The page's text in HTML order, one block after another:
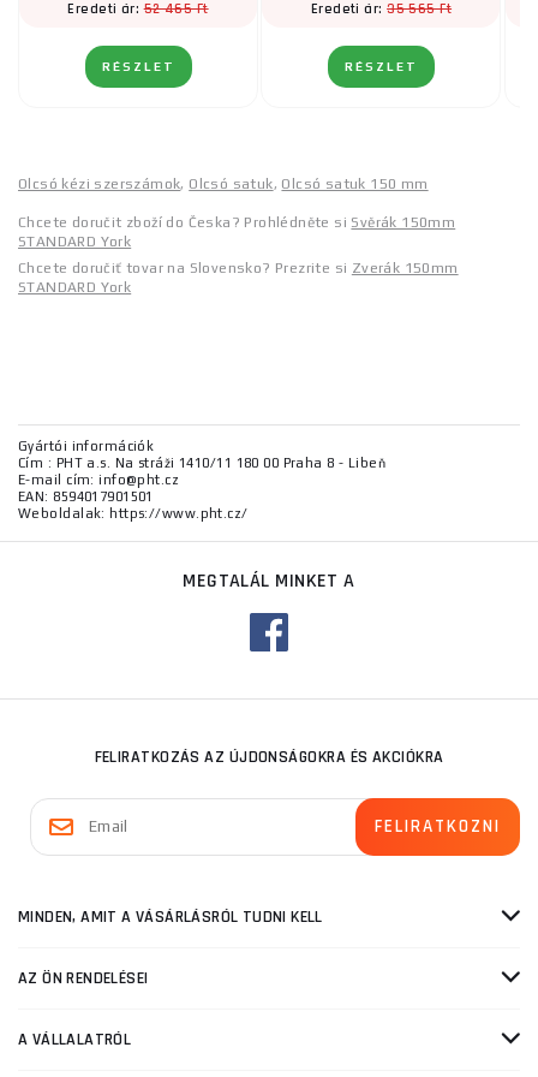
Eredeti ár:52 465 Ft
RÉSZLET
Eredeti ár:35 565 Ft
RÉSZLET
Olcsó kézi szerszámok, Olcsó satuk, Olcsó satuk 150 mm
Chcete doručit zboží do Česka? Prohlédněte si Svěrák 150mm
STANDARD York
Chcete doručiť tovar na Slovensko? Prezrite si Zverák 150mm
STANDARD York
Gyártói információk
Cím : PHT a.s. Na stráži 1410/11 180 00 Praha 8 - Libeň
E-mail cím: info@pht.cz
EAN: 8594017901501
Weboldalak: https://www.pht.cz/
MEGTALÁL MINKET A
FELIRATKOZÁS AZ ÚJDONSÁGOKRA ÉS AKCIÓKRA
MINDEN, AMIT A VÁSÁRLÁSRÓL TUDNI KELL
AZ ÖN RENDELÉSEI
A VÁLLALATRÓL